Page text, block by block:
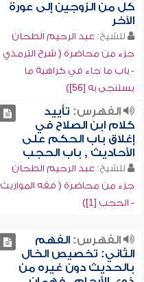
كل من الزوجين إلى عورة
الآخر
للشيخ: عبد الرحيم الطحان
جزء من محاضرة ( شرح الترمذي
- باب ما جاء في كراهية ما
يستنجى به [56])
الفهرس: تأييد
كلام ابن الصلاح في
إغلاق باب الحكم على
الأحاديث , باب الحجب
للشيخ: عبد الرحيم الطحان
جزء من محاضرة ( فقه المواريث
- الحجب [1])
الفهرس:الفهم
الثاني: تخصيص الخال
بالحديث دون غيره من